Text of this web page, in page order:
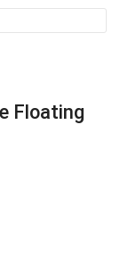
Floating